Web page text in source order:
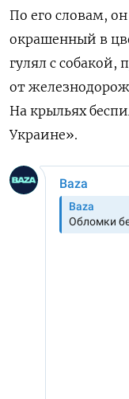
По его словам,
окрашенный в
гулял с собакой,
от
На крыльях
Украине».